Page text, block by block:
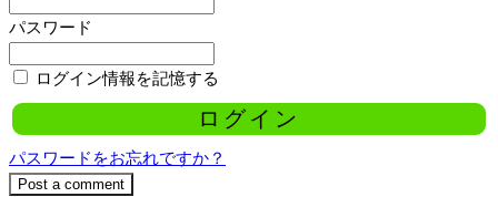
パスワード
ログイン情報を記憶する
パスワードをお忘れですか？
Post a comment